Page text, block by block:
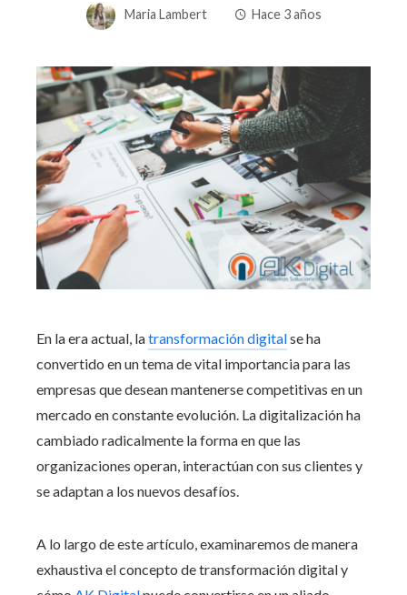
Maria Lambert Hace 3 años
En la era actual, latransformación digitalse ha
convertido en un tema de vital importancia para las
empresas que desean mantenerse competitivas en un
mercado en constante evolución. La digitalización ha
cambiado radicalmente la forma en que las
organizaciones operan, interactúan con sus clientes y
se adaptan a los nuevos desafíos.
A lo largo de este artículo, examinaremos de manera
exhaustiva el concepto de transformación digital y